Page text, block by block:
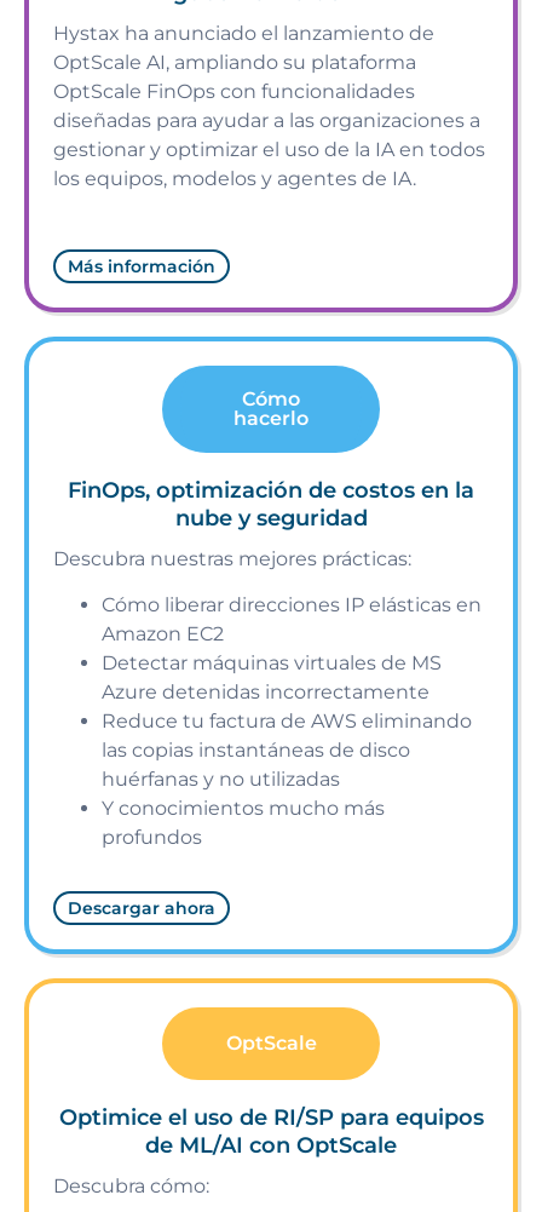
Hystax ha anunciado el lanzamiento de
OptScale AI, ampliando su plataforma
OptScale FinOps con funcionalidades
diseñadas para ayudar a las organizaciones a
gestionar y optimizar el uso de la IA en todos
los equipos, modelos y agentes de IA.
Más información
Cómo
hacerlo
FinOps, optimización de costos en la
nube y seguridad
Descubra nuestras mejores prácticas:
Cómo liberar direcciones IP elásticas en
Amazon EC2
Detectar máquinas virtuales de MS
Azure detenidas incorrectamente
Reduce tu factura de AWS eliminando
las copias instantáneas de disco
huérfanas y no utilizadas
Y conocimientos mucho más
profundos
Descargar ahora
OptScale
Optimice el uso de RI/SP para equipos
de ML/AI con OptScale
Descubra cómo: